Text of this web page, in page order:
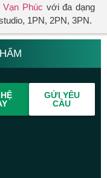
Phúc với đa dạng
1PN, 2PN, 3PN.
GỬI YÊU
CẦU